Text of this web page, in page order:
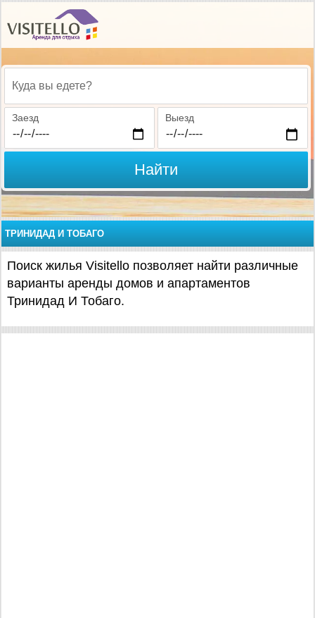
Куда вы едете?
Заезд Выезд
Найти
ТРИНИДАД И ТОБАГО
Поиск жилья Visitello позволяет найти различные
варианты аренды домов и апартаментов
Тринидад И Тобаго.